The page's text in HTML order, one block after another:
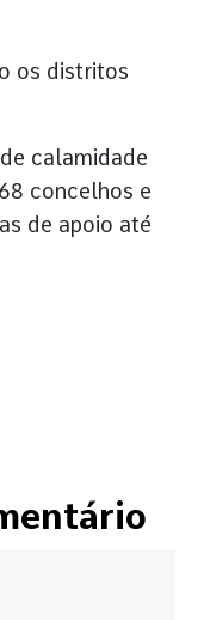
os distritos
calamidade
concelhos e
de apoio até